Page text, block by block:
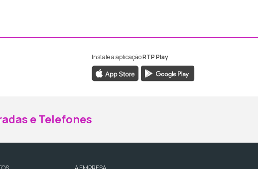
Facebook da RTP Madeira
ao Instagram da RTP Madeira
Instale a aplicaçãoRTP Play
e Telefones